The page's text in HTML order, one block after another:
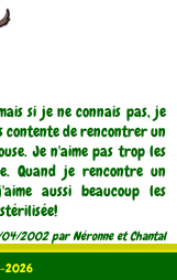
si je ne connais pas, je
contente de rencontrer un
Je n'aime pas trop les
Quand je rencontre un
aussi beaucoup les
2002 par Néronne et Chantal